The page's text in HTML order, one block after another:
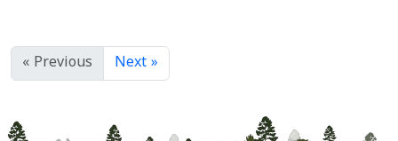
« Previous Next »